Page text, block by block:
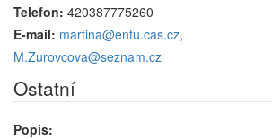
Telefon: 420387775260
E-mail: martina@entu.cas.cz,
M.Zurovcova@seznam.cz
Ostatní
Popis: